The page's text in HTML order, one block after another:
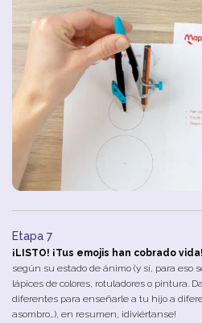
Etapa 7
¡LISTO! ¡Tus emojis han cobrado vida!
según su estado de ánimo (y sí, para eso
lápices de colores, rotuladores o pintura.
diferentes para enseñarle a tu hijo a
asombro…), en resumen, ¡diviértanse!